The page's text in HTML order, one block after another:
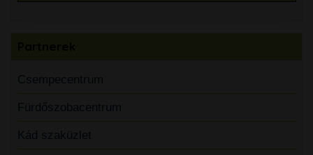
Csempecentrum
Fürdőszobacentrum
Kád szaküzlet